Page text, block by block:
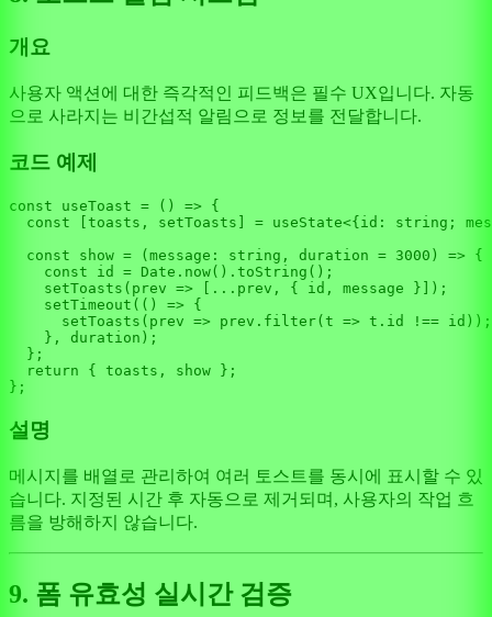
개요
사용자 액션에 대한 즉각적인 피드백은 필수 UX입니다. 자동
으로 사라지는 비간섭적 알림으로 정보를 전달합니다.
코드 예제
const useToast = ( ) => {
const [toasts, setToasts] = useState<{ id : string ;
const
show = ( message : string , duration = 3000 ) => {
const id = Date . now(). toString ();
setToasts ( prev => [...prev, { id, message }]);
setTimeout ( () => {
setToasts ( prev => prev. filter( t => t. id
!== id));
    }, duration);
  };
return { toasts, show };
설명
메시지를 배열로 관리하여 여러 토스트를 동시에 표시할 수 있
습니다. 지정된 시간 후 자동으로 제거되며, 사용자의 작업 흐
름을 방해하지 않습니다.
9. 폼 유효성 실시간 검증